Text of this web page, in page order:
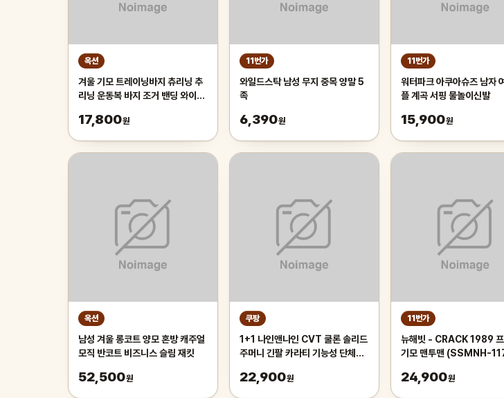
옥션
겨울 기모 트레이닝바지 츄리닝 추
리닝 운동복 바지 조거 밴딩 와이드
17,800원
11번가
와일드스탁 남성 무지 중목 양말 5
족
6,390원
11번가
워터파크 아쿠아슈즈 남자
플 계곡 서핑 물놀이신발
15,900원
옥션
남성 겨울 롱코트 양모 혼방 캐주얼
모직 반코트 비즈니스 슬림 재킷
52,500원
쿠팡
1+1 나인앤나인 CVT 쿨론 솔리드
주머니 긴팔 카라티 기능성 단체복
22,900원
11번가
뉴해빗 - CRACK 1989 프
기모 맨투맨 (SSMNH-
24,900원